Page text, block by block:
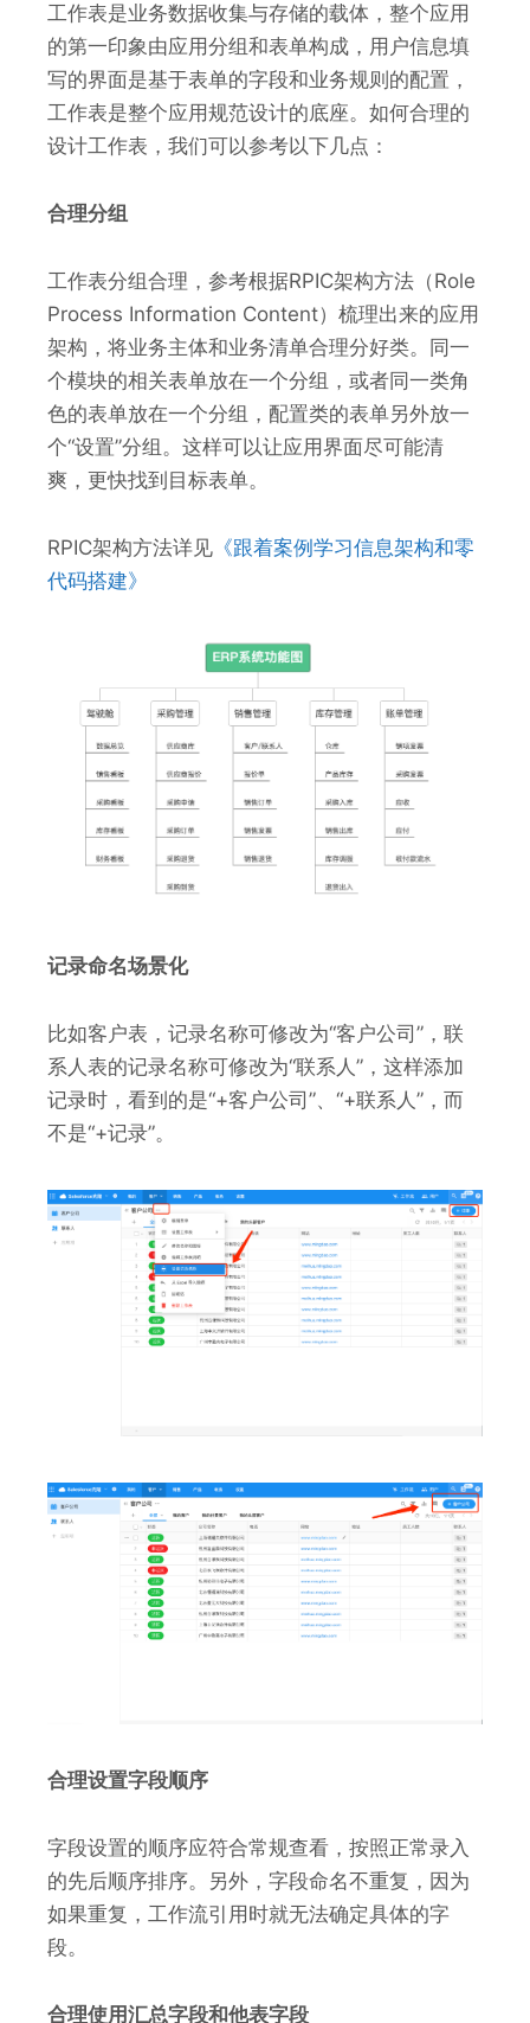
工作表是业务数据收集与存储的载体，整个应用
的第一印象由应用分组和表单构成，用户信息填
写的界面是基于表单的字段和业务规则的配置，
工作表是整个应用规范设计的底座。如何合理的
设计工作表，我们可以参考以下几点：
合理分组
工作表分组合理，参考根据RPIC架构方法（Role
Process Information Content）梳理出来的应用
架构，将业务主体和业务清单合理分好类。同一
个模块的相关表单放在一个分组，或者同一类角
色的表单放在一个分组，配置类的表单另外放一
个“设置”分组。这样可以让应用界面尽可能清
爽，更快找到目标表单。
RPIC架构方法详见 《跟着案例学习信息架构和零
代码搭建》
记录命名场景化
比如客户表，记录名称可修改为“客户公司”，联
系人表的记录名称可修改为“联系人”，这样添加
记录时，看到的是“+客户公司”、“+联系人”，而
不是“+记录”。
合理设置字段顺序
字段设置的顺序应符合常规查看，按照正常录入
的先后顺序排序。另外，字段命名不重复，因为
如果重复，工作流引用时就无法确定具体的字
段。
合理使用汇总字段和他表字段